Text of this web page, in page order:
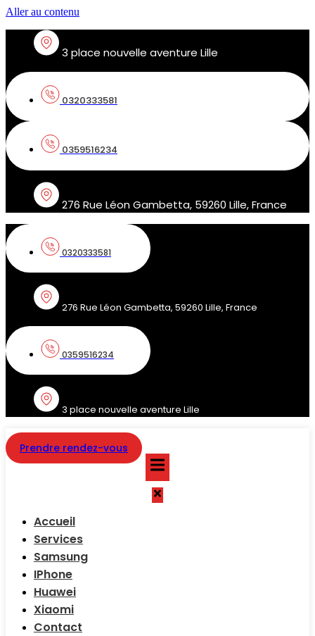
Aller au contenu
3 place nouvelle aventure Lille
0320333581
0359516234
276 Rue Léon Gambetta, 59260 Lille, France
0320333581
276 Rue Léon Gambetta, 59260 Lille, France
0359516234
3 place nouvelle aventure Lille
Prendre rendez-vous
Accueil
Services
Samsung
IPhone
Huawei
Xiaomi
Contact